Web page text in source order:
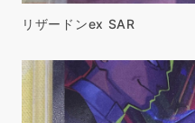
リザードンex SAR